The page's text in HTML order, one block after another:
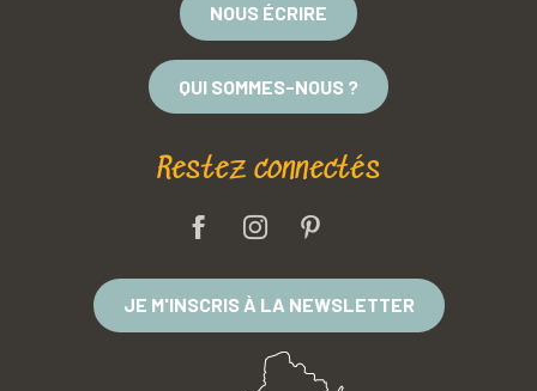
NOUS ÉCRIRE
QUI SOMMES-NOUS ?
Restez connectés
JE M'INSCRIS À LA NEWSLETTER